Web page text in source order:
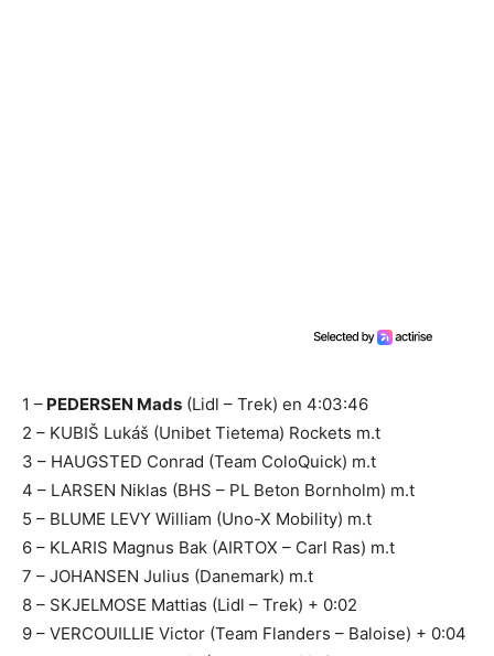
1 – PEDERSEN Mads (Lidl – Trek) en 4:03:46
2 – KUBIŠ Lukáš (Unibet Tietema) Rockets m.t
3 – HAUGSTED Conrad (Team ColoQuick) m.t
4 – LARSEN Niklas (BHS – PL Beton Bornholm) m.t
5 – BLUME LEVY William (Uno-X Mobility) m.t
6 – KLARIS Magnus Bak (AIRTOX – Carl Ras) m.t
7 – JOHANSEN Julius (Danemark) m.t
8 – SKJELMOSE Mattias (Lidl – Trek) + 0:02
9 – VERCOUILLIE Victor (Team Flanders – Baloise) + 0:04